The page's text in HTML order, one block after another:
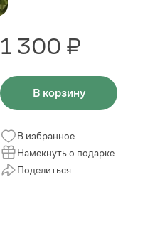
1 300 ₽
В корзину
В избранное
Намекнуть о подарке
Поделиться